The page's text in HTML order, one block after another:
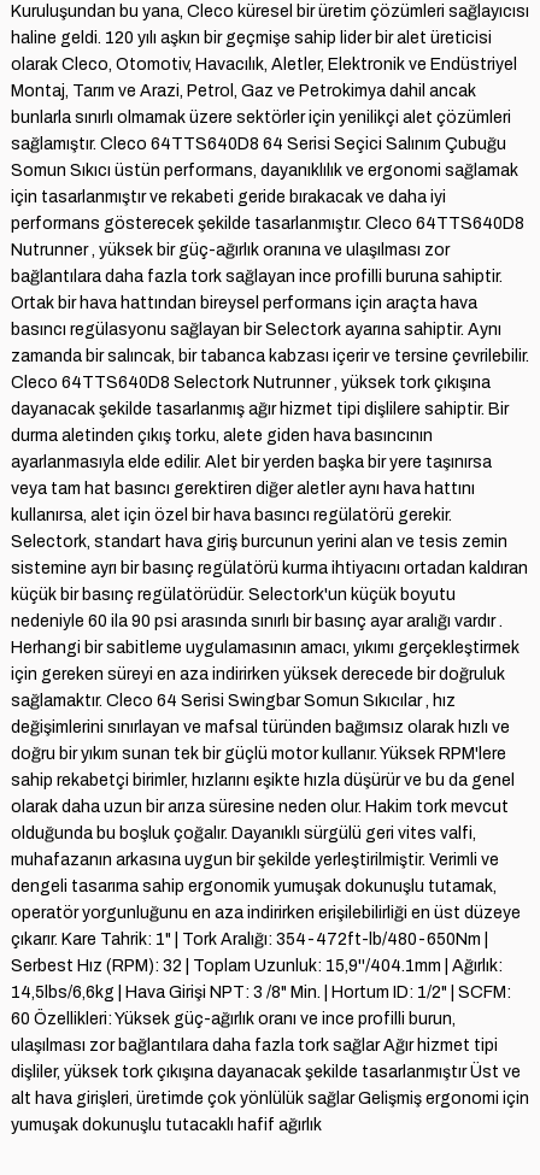
Kuruluşundan bu yana, Cleco küresel bir üretim çözümleri sağlayıcısı
haline geldi. 120 yılı aşkın bir geçmişe sahip lider bir alet üreticisi
olarak Cleco, Otomotiv, Havacılık, Aletler, Elektronik ve Endüstriyel
Montaj, Tarım ve Arazi, Petrol, Gaz ve Petrokimya dahil ancak
bunlarla sınırlı olmamak üzere sektörler için yenilikçi alet çözümleri
sağlamıştır. Cleco 64TTS640D8 64 Serisi Seçici Salınım Çubuğu
Somun Sıkıcı üstün performans, dayanıklılık ve ergonomi sağlamak
için tasarlanmıştır ve rekabeti geride bırakacak ve daha iyi
performans gösterecek şekilde tasarlanmıştır. Cleco 64TTS640D8
Nutrunner , yüksek bir güç-ağırlık oranına ve ulaşılması zor
bağlantılara daha fazla tork sağlayan ince profilli buruna sahiptir.
Ortak bir hava hattından bireysel performans için araçta hava
basıncı regülasyonu sağlayan bir Selectork ayarına sahiptir. Aynı
zamanda bir salıncak, bir tabanca kabzası içerir ve tersine çevrilebilir.
Cleco 64TTS640D8 Selectork Nutrunner , yüksek tork çıkışına
dayanacak şekilde tasarlanmış ağır hizmet tipi dişlilere sahiptir. Bir
durma aletinden çıkış torku, alete giden hava basıncının
ayarlanmasıyla elde edilir. Alet bir yerden başka bir yere taşınırsa
veya tam hat basıncı gerektiren diğer aletler aynı hava hattını
kullanırsa, alet için özel bir hava basıncı regülatörü gerekir.
Selectork, standart hava giriş burcunun yerini alan ve tesis zemin
sistemine ayrı bir basınç regülatörü kurma ihtiyacını ortadan kaldıran
küçük bir basınç regülatörüdür. Selectork'un küçük boyutu
nedeniyle 60 ila 90 psi arasında sınırlı bir basınç ayar aralığı vardır .
Herhangi bir sabitleme uygulamasının amacı, yıkımı gerçekleştirmek
için gereken süreyi en aza indirirken yüksek derecede bir doğruluk
sağlamaktır. Cleco 64 Serisi Swingbar Somun Sıkıcılar , hız
değişimlerini sınırlayan ve mafsal türünden bağımsız olarak hızlı ve
doğru bir yıkım sunan tek bir güçlü motor kullanır. Yüksek RPM'lere
sahip rekabetçi birimler, hızlarını eşikte hızla düşürür ve bu da genel
olarak daha uzun bir arıza süresine neden olur. Hakim tork mevcut
olduğunda bu boşluk çoğalır. Dayanıklı sürgülü geri vites valfi,
muhafazanın arkasına uygun bir şekilde yerleştirilmiştir. Verimli ve
dengeli tasarıma sahip ergonomik yumuşak dokunuşlu tutamak,
operatör yorgunluğunu en aza indirirken erişilebilirliği en üst düzeye
çıkarır. Kare Tahrik: 1" | Tork Aralığı: 354-472ft-lb/480-650Nm |
Serbest Hız (RPM): 32 | Toplam Uzunluk: 15,9''/404.1mm | Ağırlık:
14,5lbs/6,6kg | Hava Girişi NPT: 3 /8" Min. | Hortum ID: 1/2" | SCFM:
60 Özellikleri: Yüksek güç-ağırlık oranı ve ince profilli burun,
ulaşılması zor bağlantılara daha fazla tork sağlar Ağır hizmet tipi
dişliler, yüksek tork çıkışına dayanacak şekilde tasarlanmıştır Üst ve
alt hava girişleri, üretimde çok yönlülük sağlar Gelişmiş ergonomi için
yumuşak dokunuşlu tutacaklı hafif ağırlık